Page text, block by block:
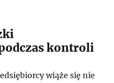
kontroli
wiąże się nie